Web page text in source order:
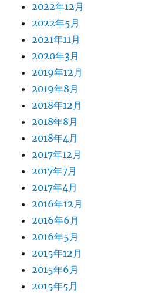
2022年12月
2022年5月
2021年11月
2020年3月
2019年12月
2019年8月
2018年12月
2018年8月
2018年4月
2017年12月
2017年7月
2017年4月
2016年12月
2016年6月
2016年5月
2015年12月
2015年6月
2015年5月